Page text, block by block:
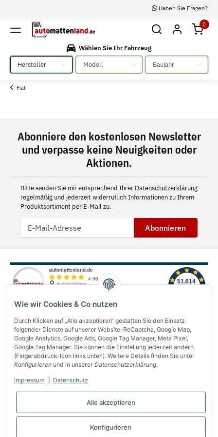
Wie wir Cookies & Co nutzen
Durch Klicken auf „Alle akzeptieren“ gestatten Sie den Einsatz
folgender Dienste auf unserer Website: ReCaptcha, Google Map,
Google Analytics, Google Ads, Google Tag Manager, Meta Pixel,
Google Tag Manager. Sie können die Einstellung jederzeit ändern
(Fingerabdruck-Icon links unten). Weitere Details finden Sie unter
Konfigurieren und in unserer Datenschutzerklärung.
Impressum Datenschutz
Alle akzeptieren
Konfigurieren
Haben Sie Fragen?
0
Wählen Sie Ihr Fahrzeug
Bitte auswählen
Bitte auswählen Bitte auswählen
Fiat
Abonniere den kostenlosen Newsletter
und verpasse keine Neuigkeiten oder
Aktionen.
Bitte senden Sie mir entsprechend Ihrer Datenschutzerklärung
regelmäßig und jederzeit widerruflich Informationen zu Ihrem
Produktsortiment per E-Mail zu.
Abonnieren
Über uns
Informationen
Gesetzliches